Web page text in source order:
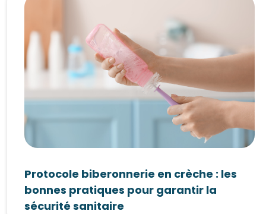
Protocole biberonnerie en crèche : les
bonnes pratiques pour garantir la
sécurité sanitaire